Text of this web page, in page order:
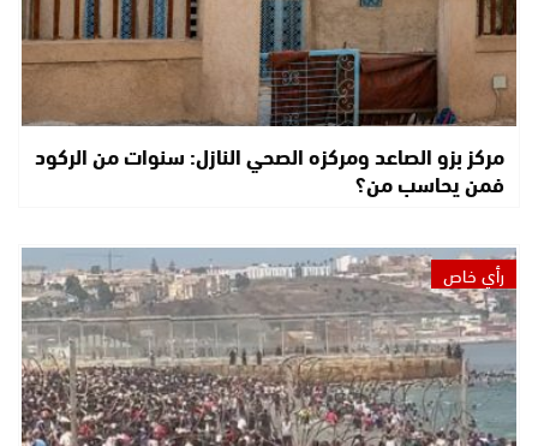
مركز بزو الصاعد ومركزه الصحي النازل: سنوات من الركود
فمن يحاسب من؟
رأي خاص